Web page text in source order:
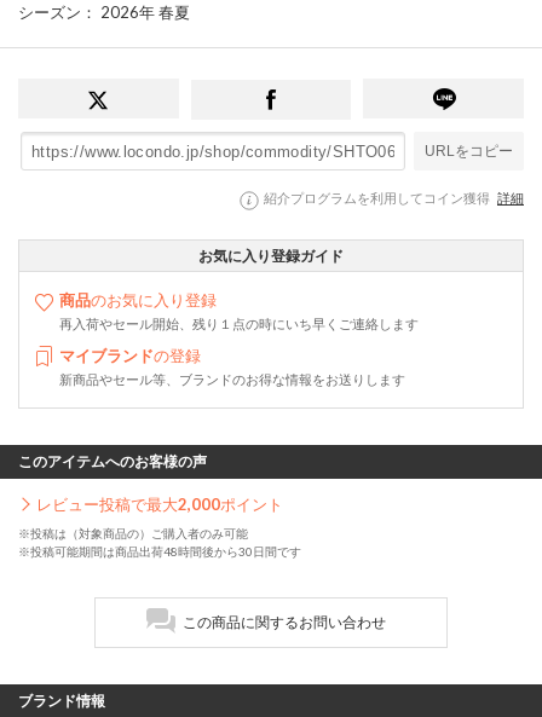
シーズン ： 2026年 春夏
URLをコピー
紹介プログラムを利用してコイン獲得 詳細
お気に入り登録ガイド
商品のお気に入り登録
再入荷やセール開始、残り１点の時にいち早くご連絡します
マイブランドの登録
新商品やセール等、ブランドのお得な情報をお送りします
このアイテムへのお客様の声
レビュー投稿で最大2,000ポイント
※投稿は（対象商品の）ご購入者のみ可能
※投稿可能期間は商品出荷48時間後から30日間です
この商品に関するお問い合わせ
ブランド情報